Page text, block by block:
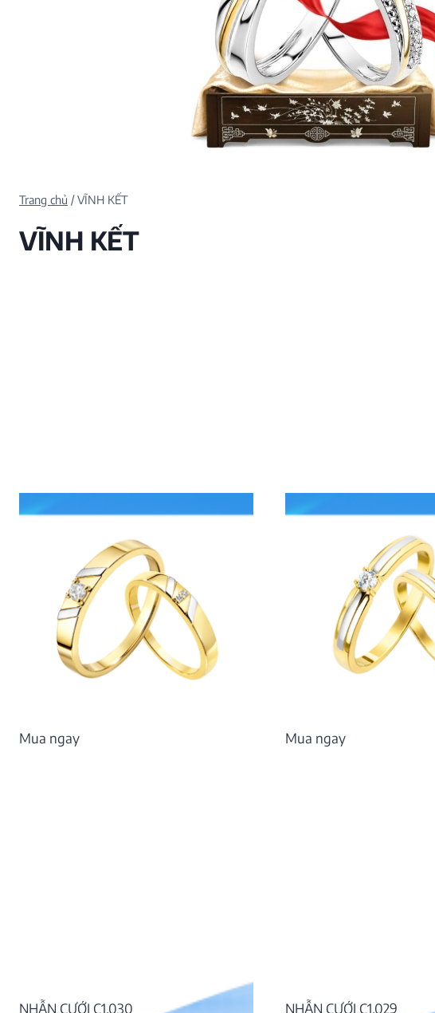
Trang chủ /VĨNH KẾT
VĨNH KẾT
Mua ngay
NHẪN CƯỚI C1.030
Mua ngay
NHẪN CƯỚI C1.029